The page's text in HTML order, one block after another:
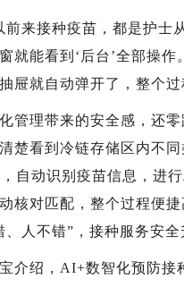
接种疫苗，都是护士
就能看到‘后台’全部操
屉就自动弹开了，整个
理带来的安全感，还零
楚看到冷链存储区内不
自动识别疫苗信息，进
核对匹配，整个过程便
人不错”，接种服务安全
绍，AI+数智化预防接